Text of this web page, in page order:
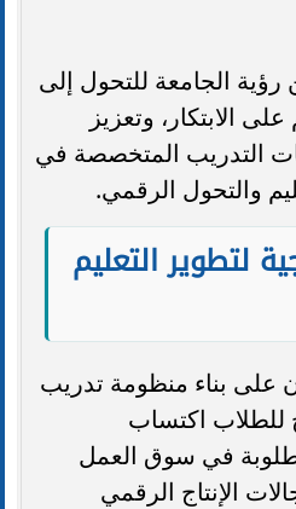
الجامعة للتحول إلى
الابتكار، وتعزيز
التدريب المتخصصة في
والتحول الرقمي.
لتطوير التعليم
على بناء منظومة تدريب
للطلاب اكتساب
في سوق العمل
الإنتاج الرقمي